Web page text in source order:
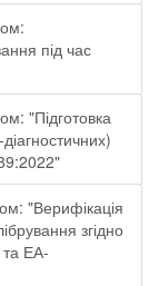
під час
"Підготовка
"Верифікація
згідно
ЕА-